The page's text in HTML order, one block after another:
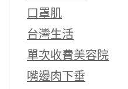
口罩肌
台灣生活
單次收費美容院
嘴邊肉下垂